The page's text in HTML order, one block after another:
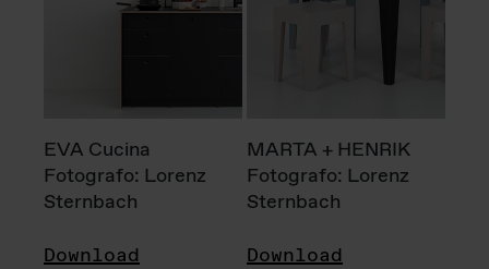
EVA Cucina
Fotografo: Lorenz
Sternbach
Download
MARTA + HENRIK
Fotografo: Lorenz
Sternbach
Download